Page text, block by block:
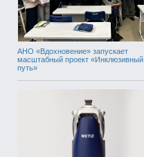
АНО «Вдохновение» запускает
масштабный проект «Инклюзивный
путь»